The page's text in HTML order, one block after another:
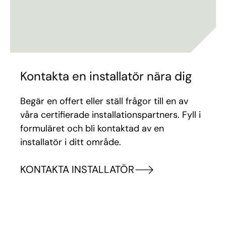
Kontakta en installatör nära dig
Begär en offert eller ställ frågor till en av
våra certifierade installationspartners. Fyll i
formuläret och bli kontaktad av en
installatör i ditt område.
KONTAKTA INSTALLATÖR